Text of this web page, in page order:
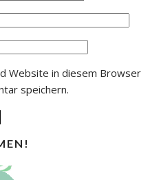
Website in diesem Browser
speichern.